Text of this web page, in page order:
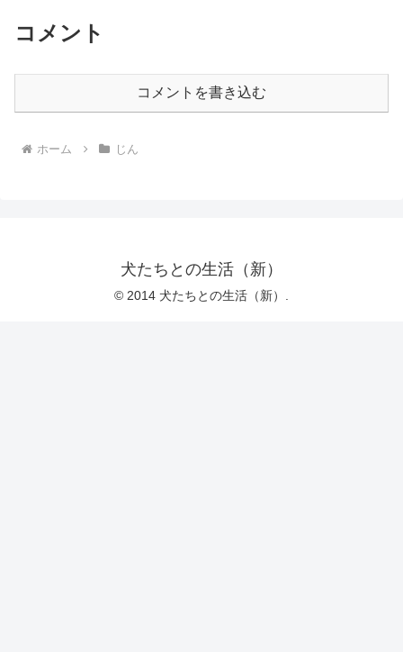
コメント
コメントを書き込む
ホーム じん
犬たちとの生活（新）
© 2014 犬たちとの生活（新）.